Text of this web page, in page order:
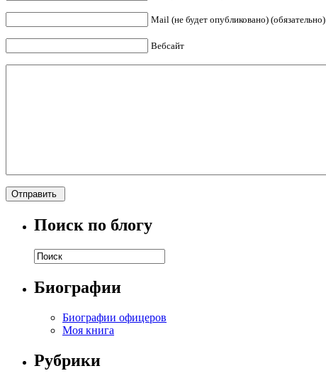
Mail (не будет опубликовано) (обязательно)
Вебсайт
Поиск по блогу
Биографии
Биографии офицеров
Моя книга
Рубрики